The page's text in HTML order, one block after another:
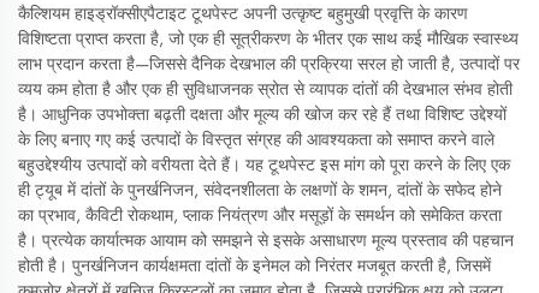
कैल्शियम हाइड्रॉक्सीएपैटाइट टूथपेस्ट अपनी उत्कृष्ट बहुमुखी प्रवृत्ति के कारण
विशिष्टता प्राप्त करता है, जो एक ही सूत्रीकरण के भीतर एक साथ कई मौखिक स्वास्थ्य
लाभ प्रदान करता है—जिससे दैनिक देखभाल की प्रक्रिया सरल हो जाती है, उत्पादों पर
व्यय कम होता है और एक ही सुविधाजनक स्रोत से व्यापक दांतों की देखभाल संभव होती
है। आधुनिक उपभोक्ता बढ़ती दक्षता और मूल्य की खोज कर रहे हैं तथा विशिष्ट उद्देश्यों
के लिए बनाए गए कई उत्पादों के विस्तृत संग्रह की आवश्यकता को समाप्त करने वाले
बहुउद्देश्यीय उत्पादों को वरीयता देते हैं। यह टूथपेस्ट इस मांग को पूरा करने के लिए एक
ही ट्यूब में दांतों के पुनर्खनिजन, संवेदनशीलता के लक्षणों के शमन, दांतों के सफेद होने
का प्रभाव, कैविटी रोकथाम, प्लाक नियंत्रण और मसूड़ों के समर्थन को समेकित करता
है। प्रत्येक कार्यात्मक आयाम को समझने से इसके असाधारण मूल्य प्रस्ताव की पहचान
होती है। पुनर्खनिजन कार्यक्षमता दांतों के इनेमल को निरंतर मजबूत करती है, जिसमें